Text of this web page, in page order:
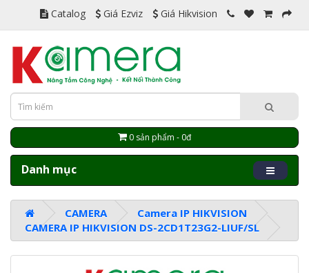
Catalog Giá Ezviz Giá Hikvision
0 sản phẩm - 0đ
Danh mục
CAMERA
Camera IP HIKVISION
CAMERA IP HIKVISION DS-2CD1T23G2-LIUF/SL